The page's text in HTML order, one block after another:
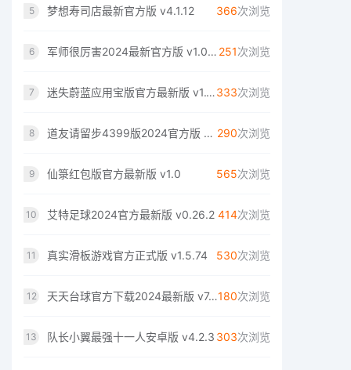
5 梦想寿司店最新官方版 v4.1.12 366次浏览
6 军师很厉害2024最新官方版 v1.0.1116 251次浏览
7 迷失蔚蓝应用宝版官方最新版 v1.182.1 333次浏览
8 道友请留步4399版2024官方版 v6.05.032001 290次浏览
9 仙箓红包版官方最新版 v1.0 565次浏览
10 艾特足球2024官方最新版 v0.26.2 414次浏览
11 真实滑板游戏官方正式版 v1.5.74 530次浏览
12 天天台球官方下载2024最新版 v7.2.56180次浏览
13 队长小翼最强十一人安卓版 v4.2.3 303次浏览